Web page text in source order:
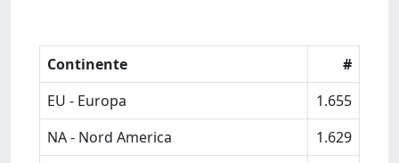
Continente
#
EU - Europa
1.655
NA - Nord America
1.629